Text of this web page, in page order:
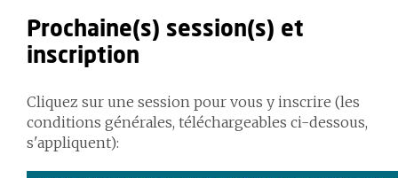
Prochaine(s) session(s) et
inscription
Cliquez sur une session pour vous y inscrire (les
conditions générales, téléchargeables ci-dessous,
s'appliquent):